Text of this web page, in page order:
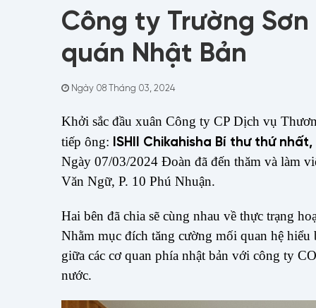
Công ty Trường
quán Nhật Bản
Ngày 08 Tháng 03, 2024
Khởi sắc đầu xuân Công ty CP Dịch vụ
tiếp ông: ISHII Chikahisha Bí thư thứ
Ngày 07/03/2024 Đoàn đã đến thăm và làm
Văn Ngữ, P. 10 Phú Nhuận.
Hai bên đã chia sẽ cùng nhau về thực trạng
Nhằm mục đích tăng cường mối quan hệ
giữa các cơ quan phía nhật bản với công ty
nước.